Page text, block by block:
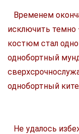
Временем
исключить
костюм стал
однобортный
однобортный
Не удалось